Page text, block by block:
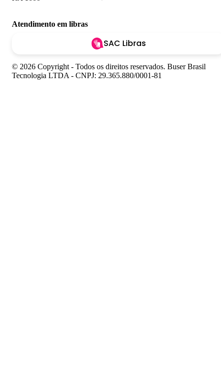
Atendimento em libras
SAC Libras
© 2026 Copyright - Todos os direitos reservados. Buser Brasil
Tecnologia LTDA - CNPJ: 29.365.880/0001-81